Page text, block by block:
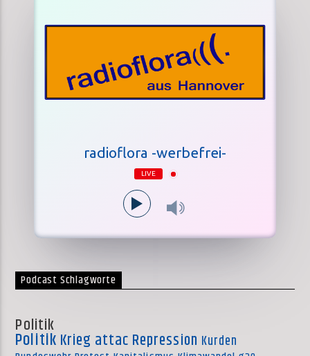
radioflora -werbefrei-
LIVE
Podcast Schlagworte
Politik
Politik Krieg attac Repression Kurden